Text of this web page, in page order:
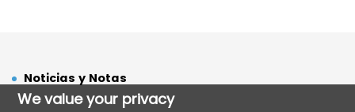
Noticias y Notas
We value your privacy